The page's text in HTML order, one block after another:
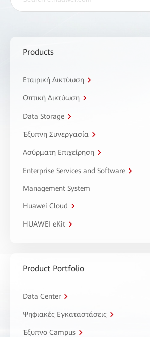
Products
Εταιρική Δικτύωση
Οπτική Δικτύωση
Data Storage
Έξυπνη Συνεργασία
Ασύρματη Επιχείρηση
Enterprise Services and Software
Management System
Huawei Cloud
HUAWEI eKit
Product Portfolio
Data Center
Ψηφιακές Εγκαταστάσεις
Έξυπνο Campus